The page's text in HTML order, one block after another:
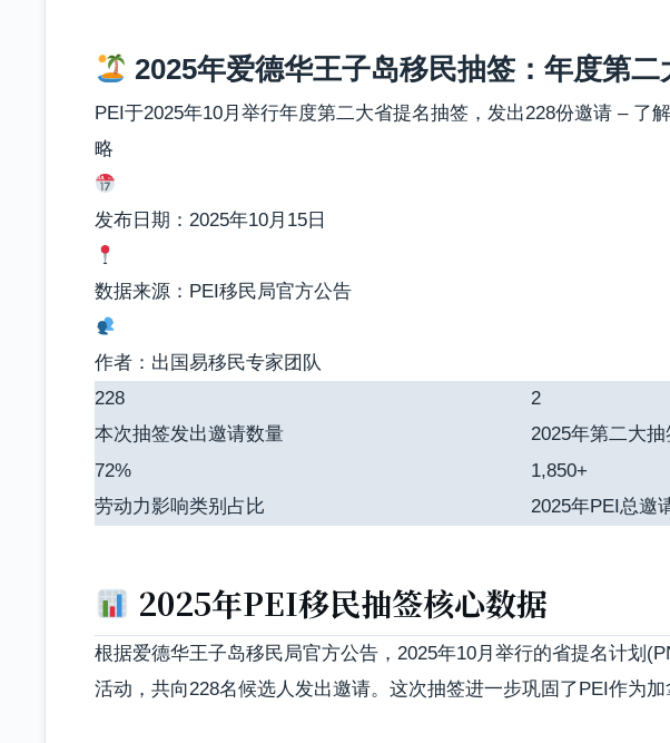
2025年爱德华王子岛移民抽签：年度第
PEI于2025年10月举行年度第二大省提名抽签，发出228份邀请 – 了
略
发布日期：2025年10月15日
数据来源：PEI移民局官方公告
作者：出国易移民专家团队
228
本次抽签发出邀请数量
2
2025年第二大抽
72%
劳动力影响类别占比
1,850+
2025年PEI总邀
2025年PEI移民抽签核心数据
根据爱德华王子岛移民局官方公告， 2025年10月举行的省提名计划
活动 ，共向228名候选人发出邀请。这次抽签进一步巩固了PEI作为